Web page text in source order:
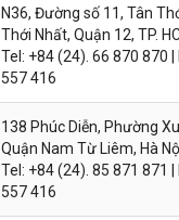
N36, Đường số 11, Tân
Thới Nhất, Quận 12, TP.
Tel: +84 (24). 66 870 870 |
557 416
138 Phúc Diễn, Phường
Quận Nam Từ Liêm, Hà
Tel: +84 (24). 85 871 871 |
557 416